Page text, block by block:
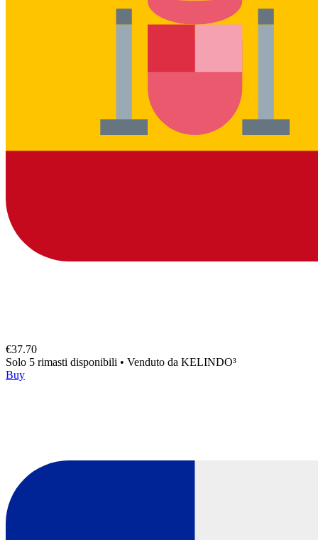
€37.70
Solo 5 rimasti disponibili • Venduto da KELINDO³
Buy